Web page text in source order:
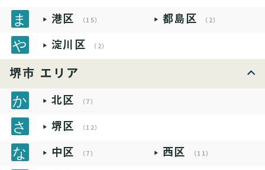
港区 （15） 都島区 （2）
淀川区 （2）
堺市 エリア
北区 （7）
堺区 （12）
中区 （7） 西区 （11）